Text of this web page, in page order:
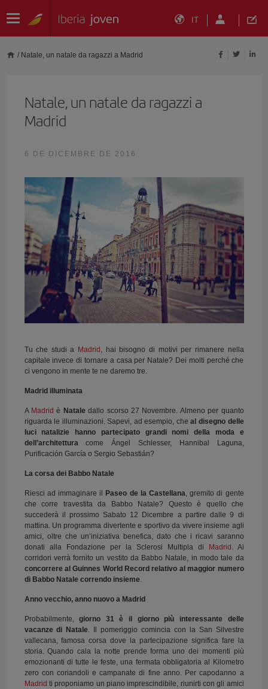
IT
/ Natale, un natale da ragazzi a Madrid
Natale, un natale da ragazzi a
Madrid
6 DE DICEMBRE DE 2016
Tu che studi a Madrid , hai bisogno di motivi per rimanere nella
capitale invece di tornare a casa per Natale? Dei molti perché che
ci vengono in mente te ne daremo tre.
Madrid illuminata
A Madrid è Natale dallo scorso 27 Novembre. Almeno per quanto
riguarda le illuminazioni. Sapevi, ad esempio, cheal disegno delle
luci natalizie hanno partecipato grandi nomi della moda e
dell’architetturacome Ángel Schlesser, Hannibal Laguna,
Purificación García o Sergio Sebastián?
La corsa dei Babbo Natale
Riesci ad immaginare il Paseo de la Castellana, gremito di gente
che corre travestita da Babbo Natale? Questo è quello che
succederà il prossimo Sabato 12 Dicembre a partire dalle 9 di
mattina. Un programma divertente e sportivo da vivere insieme agli
amici, oltre che un’iniziativa benefica, dato che i ricavi saranno
donati alla Fondazione per la Sclerosi Multipla di
Madrid . Ai
corridori verrà fornito un vestito da Babbo Natale, in modo tale da
concorrere al Guinnes World Record relativo al maggior numero
di Babbo Natale correndo insieme.
Anno vecchio, anno nuovo a Madrid
Probabilmente,giorno 31 è il giorno più interessante delle
vacanze di Natale. Il pomeriggio comincia con la San Silvestre
vallecana, famosa corsa dove la partecipazione significa fare la
storia. Quando cala la notte prende forma uno dei momenti più
emozionanti di tutte le feste, una fermata obbligatoria al Kilometro
zero con coriandoli e campanate di fine anno. Per capodanno a
Madrid ti proponiamo un piano imprescindibile, riunirti con gli amici